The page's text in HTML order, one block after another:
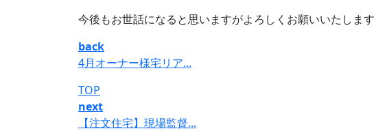
今後もお世話になると思いますがよろしくお願いいたします
back
4月オーナー様宅リア...
TOP
next
【注文住宅】現場監督...